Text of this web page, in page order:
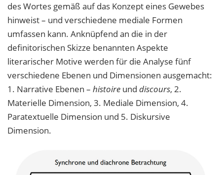
des Wortes gemäß auf das Konzept eines Gewebes
hinweist – und verschiedene mediale Formen
umfassen kann. Anknüpfend an die in der
definitorischen Skizze benannten Aspekte
literarischer Motive werden für die Analyse fünf
verschiedene Ebenen und Dimensionen ausgemacht:
1. Narrative Ebenen – histoire und discours, 2.
Materielle Dimension, 3. Mediale Dimension, 4.
Paratextuelle Dimension und 5. Diskursive
Dimension.